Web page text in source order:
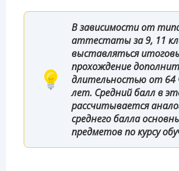
В зависимости от
аттестаты за 9, 11
выставляться
прохождение
длительностью от 64
лет. Средний балл в
рассчитывается
среднего балла
предметов по курсу